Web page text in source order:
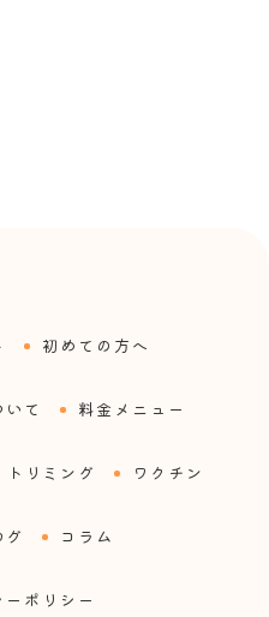
初めての方へ
て 料金メニュー
トリミング ワクチン
グ コラム
ポリシー